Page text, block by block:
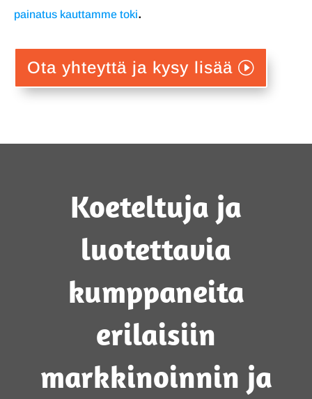
painatus kauttamme toki.
Ota yhteyttä ja kysy lisää
Koeteltuja ja
luotettavia
kumppaneita
erilaisiin
markkinoinnin ja